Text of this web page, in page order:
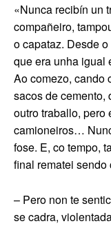
«Nunca recibín un
compañeiro,
o capataz. Desde
que era unha igual
Ao comezo, cando
sacos de cemento,
outro traballo, pero
camioneiros…
fose. E, co tempo,
final rematei sendo
– Pero non te
se cadra,